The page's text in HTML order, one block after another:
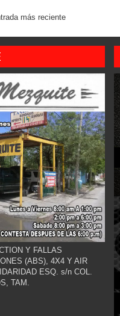
más reciente
Y FALLAS
(ABS), 4X4 Y AIR
ESQ. s/n COL.
TAM.